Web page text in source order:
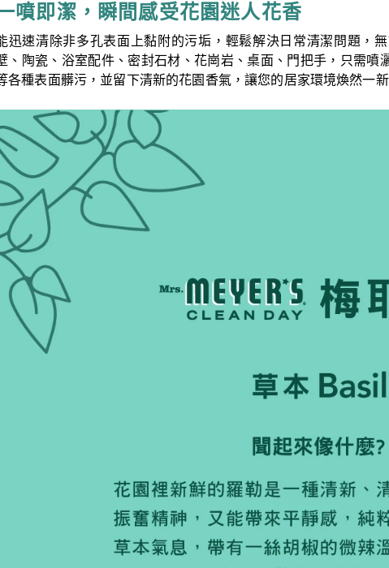
噴即潔，瞬間感受花園迷人花香
迅速清除非多孔表面上黏附的污垢，輕鬆解決日常清潔問題，
、陶瓷、浴室配件、密封石材、花崗岩、桌面、門把手，只需噴
各種表面髒污，並留下清新的花園香氣，讓您的居家環境煥然一新